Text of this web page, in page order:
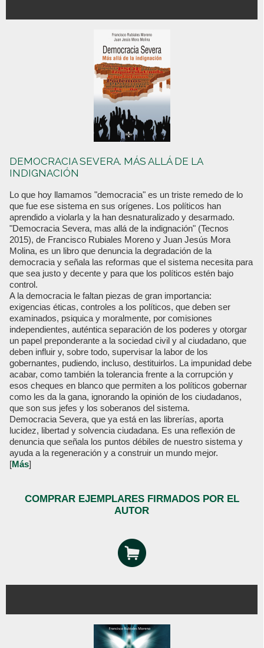
DEMOCRACIA SEVERA. MÁS ALLÁ DE LA
INDIGNACIÓN
Lo que hoy llamamos "democracia" es un triste remedo de lo
que fue ese sistema en sus orígenes. Los políticos han
aprendido a violarla y la han desnaturalizado y desarmado.
"Democracia Severa, mas allá de la indignación" (Tecnos
2015), de Francisco Rubiales Moreno y Juan Jesús Mora
Molina, es un libro que denuncia la degradación de la
democracia y señala las reformas que el sistema necesita para
que sea justo y decente y para que los políticos estén bajo
control.
A la democracia le faltan piezas de gran importancia:
exigencias éticas, controles a los políticos, que deben ser
examinados, psiquica y moralmente, por comisiones
independientes, auténtica separación de los poderes y otorgar
un papel preponderante a la sociedad civil y al ciudadano, que
deben influir y, sobre todo, supervisar la labor de los
gobernantes, pudiendo, incluso, destituirlos. La impunidad debe
acabar, como también la tolerancia frente a la corrupción y
esos cheques en blanco que permiten a los políticos gobernar
como les da la gana, ignorando la opinión de los ciudadanos,
que son sus jefes y los soberanos del sistema.
Democracia Severa, que ya está en las librerías, aporta
lucidez, libertad y solvencia ciudadana. Es una reflexión de
denuncia que señala los puntos débiles de nuestro sistema y
ayuda a la regeneración y a construir un mundo mejor.
[Más]
COMPRAR EJEMPLARES FIRMADOS POR EL
AUTOR